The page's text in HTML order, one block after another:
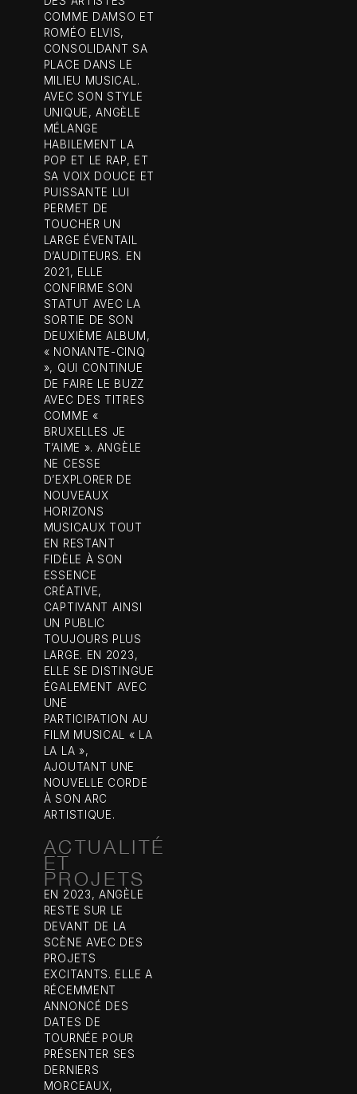
COMME DAMSO ET
ROMÉO ELVIS,
CONSOLIDANT SA
PLACE DANS LE
MILIEU MUSICAL.
AVEC SON STYLE
UNIQUE, ANGÈLE
MÉLANGE
HABILEMENT LA
POP ET LE RAP, ET
SA VOIX DOUCE ET
PUISSANTE LUI
PERMET DE
TOUCHER UN
LARGE ÉVENTAIL
D’AUDITEURS. EN
2021, ELLE
CONFIRME SON
STATUT AVEC LA
SORTIE DE SON
DEUXIÈME ALBUM,
« NONANTE-CINQ
», QUI CONTINUE
DE FAIRE LE BUZZ
AVEC DES TITRES
COMME «
BRUXELLES JE
T’AIME ». ANGÈLE
NE CESSE
D’EXPLORER DE
NOUVEAUX
HORIZONS
MUSICAUX TOUT
EN RESTANT
FIDÈLE À SON
ESSENCE
CRÉATIVE,
CAPTIVANT AINSI
UN PUBLIC
TOUJOURS PLUS
LARGE. EN 2023,
ELLE SE DISTINGUE
ÉGALEMENT AVEC
UNE
PARTICIPATION AU
FILM MUSICAL « LA
LA LA »,
AJOUTANT UNE
NOUVELLE CORDE
À SON ARC
ARTISTIQUE.
ACTUALITÉ
ET
PROJETS
EN 2023, ANGÈLE
RESTE SUR LE
DEVANT DE LA
SCÈNE AVEC DES
PROJETS
EXCITANTS. ELLE A
RÉCEMMENT
ANNONCÉ DES
DATES DE
TOURNÉE POUR
PRÉSENTER SES
DERNIERS
MORCEAUX,